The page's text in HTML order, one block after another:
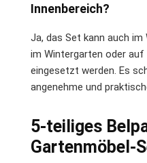
Innenbereich?
Ja, das Set kann auch im
im Wintergarten oder auf
eingesetzt werden. Es
angenehme und
5-teiliges
Gartenmöbel-